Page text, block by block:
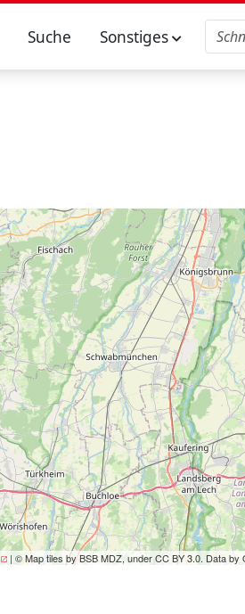
Suche Sonstiges
| © Map tiles by BSB MDZ, under CC BY 3.0. Data by